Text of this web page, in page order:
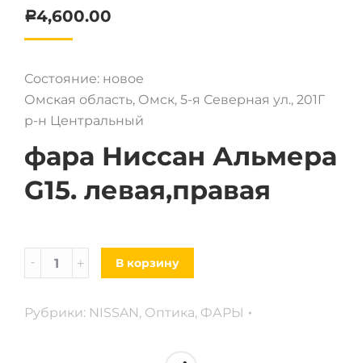
Р4,600.00
Состояние: новое
Омская область, Омск, 5-я Северная ул., 201Г
р-н Центральный
фара Ниссан Альмера
G15. левая,правая
Фара
Nissan
G15.
В корзину
Рубрики: NISSAN, Оптика, ФАРЫ